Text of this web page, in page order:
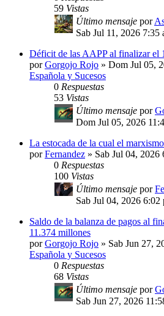
59 Vistas
Último mensaje por
Sab Jul 11, 2026 7:35
Déficit de las AAPP al finalizar el
porGorgojo Rojo » Dom Jul 05,
Española y Sucesos
0 Respuestas
53 Vistas
Último mensaje por
Dom Jul 05, 2026
La estocada de la cual el
porFernandez » Sab Jul 04, 2026
0 Respuestas
100 Vistas
Último mensaje por
Sab Jul 04, 2026 6:02
Saldo de la balanza de pagos al
11.374 millones
porGorgojo Rojo » Sab Jun 27,
Española y Sucesos
0 Respuestas
68 Vistas
Último mensaje por
Sab Jun 27, 2026